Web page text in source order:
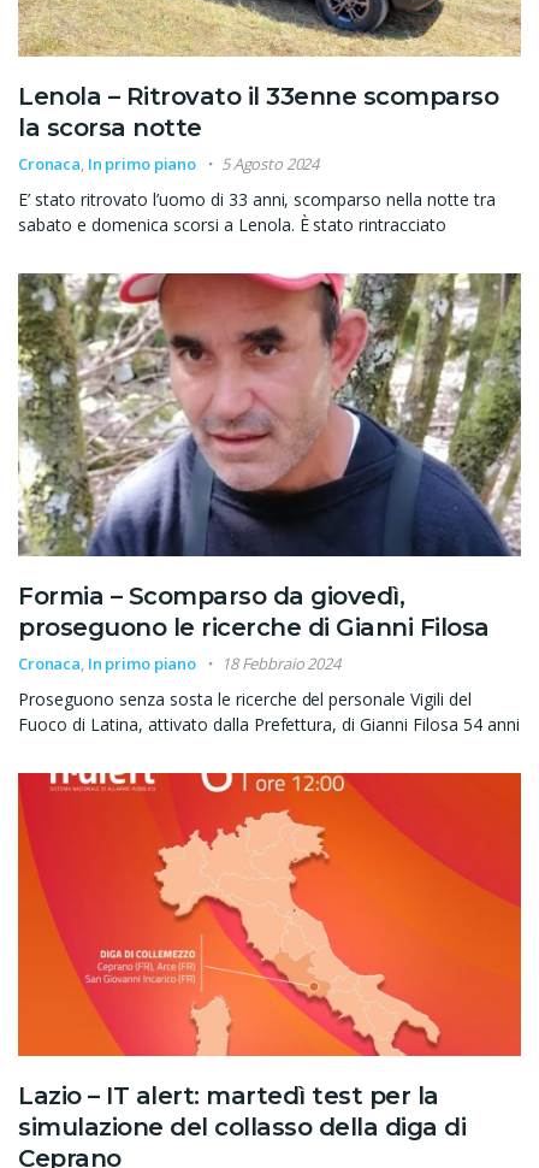
Lenola – Ritrovato il 33enne scomparso
la scorsa notte
Cronaca, In primo piano 5 Agosto 2024
E’ stato ritrovato l’uomo di 33 anni, scomparso nella notte tra
sabato e domenica scorsi a Lenola. È stato rintracciato
Formia – Scomparso da giovedì,
proseguono le ricerche di Gianni Filosa
Cronaca, In primo piano 18 Febbraio 2024
Proseguono senza sosta le ricerche del personale Vigili del
Fuoco di Latina, attivato dalla Prefettura, di Gianni Filosa 54 anni
Lazio – IT alert: martedì test per la
simulazione del collasso della diga di
Ceprano